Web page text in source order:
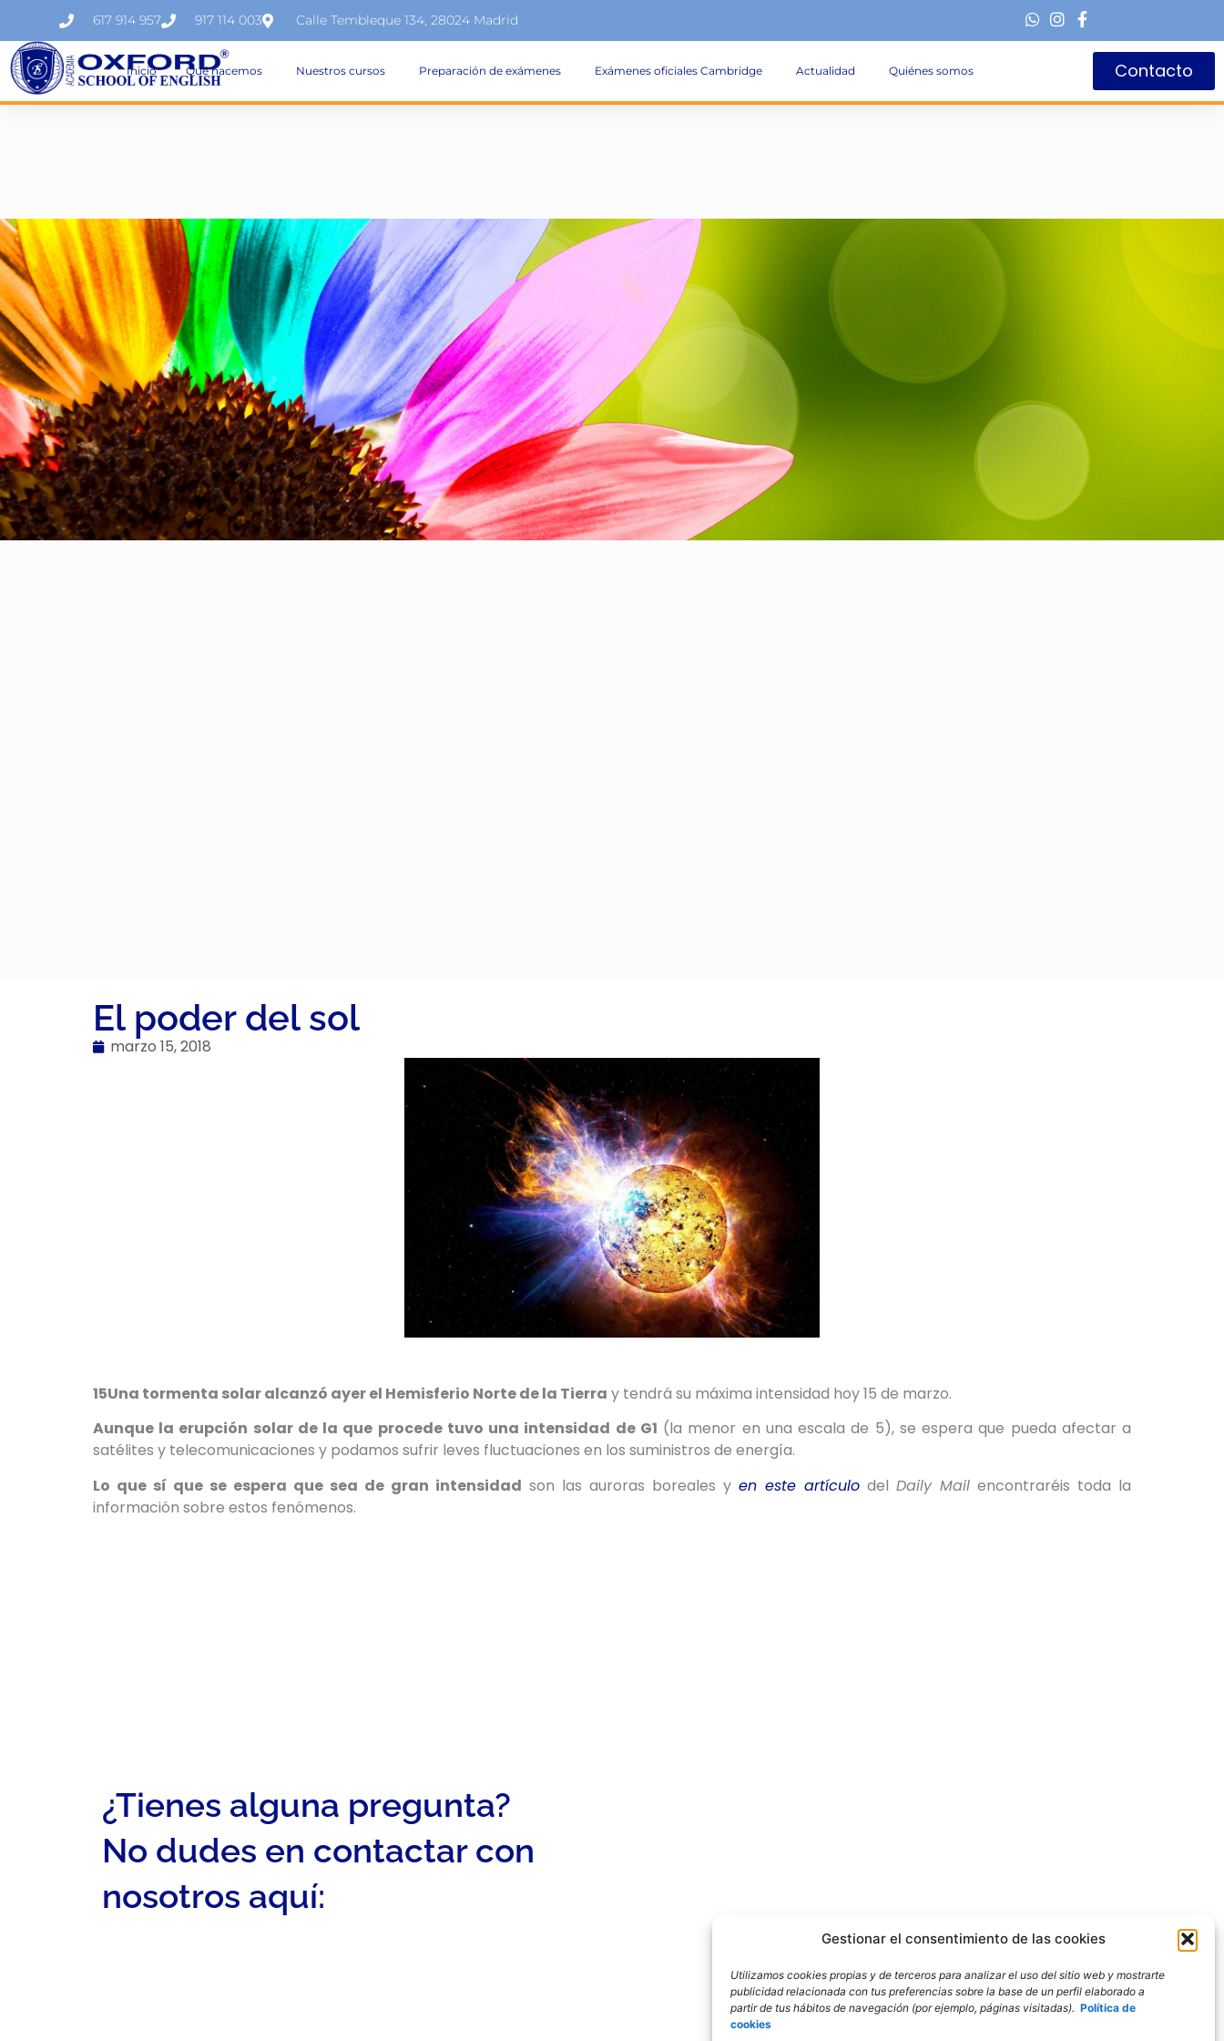
Gestionar el consentimiento de las cookies
Utilizamos cookies propias y de terceros para analizar el uso del sitio web y mostrarte
publicidad relacionada con tus preferencias sobre la base de un perfil elaborado a
partir de tus hábitos de navegación (por ejemplo, páginas visitadas). Política de
cookies
617 914 957 917 114 003 Calle Tembleque 134, 28024 Madrid
Inicio Qué hacemos Nuestros cursos Preparación de exámenes Exámenes oficiales Cambridge Actualidad Quiénes somos Contacto
El poder del sol
marzo 15, 2018
15Una tormenta solar alcanzó ayer el Hemisferio Norte de la Tierra y tendrá su máxima intensidad hoy 15 de marzo.
Aunque la erupción solar de la que procede tuvo una intensidad de G1 (la menor en una escala de 5), se espera que pueda afectar a
satélites y telecomunicaciones y podamos sufrir leves fluctuaciones en los suministros de energía.
Lo que sí que se espera que sea de gran intensidad son las auroras boreales y en este artículo del Daily Mail encontraréis toda la
información sobre estos fenómenos.
¿Tienes alguna pregunta?
No dudes en contactar con
nosotros aquí: